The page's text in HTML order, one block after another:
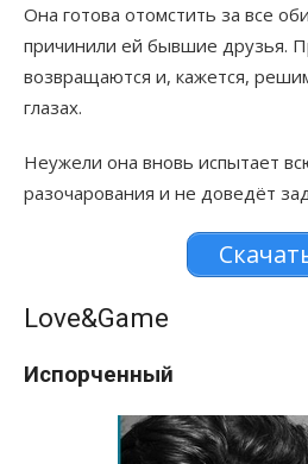
Она готова отомстить за все
причинили ей бывшие друзья.
возвращаются и, кажется,
глазах.
Неужели она вновь испытает
разочарования и не доведёт
Love&Game
Испорченный